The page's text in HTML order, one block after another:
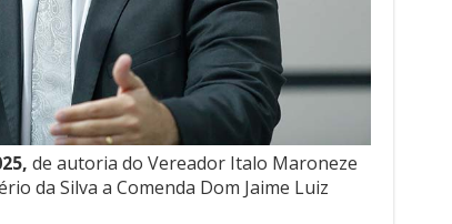
de autoria do Vereador Italo Maroneze
da Silva a Comenda Dom Jaime Luiz